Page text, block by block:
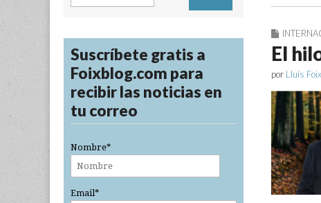
El
por Lluís Foix
Suscríbete gratis a
Foixblog.com para
recibir las noticias en
tu correo
Nombre*
Email*